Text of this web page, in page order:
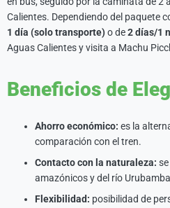
Calientes. Dependiendo del paquete
1 día (solo transporte)o de2 días/1
Aguas Calientes y visita a Machu
Beneficios de
Ahorro económico: es la
comparación con el tren.
Contacto con la naturaleza:
amazónicos y del río
Flexibilidad: posibilidad de